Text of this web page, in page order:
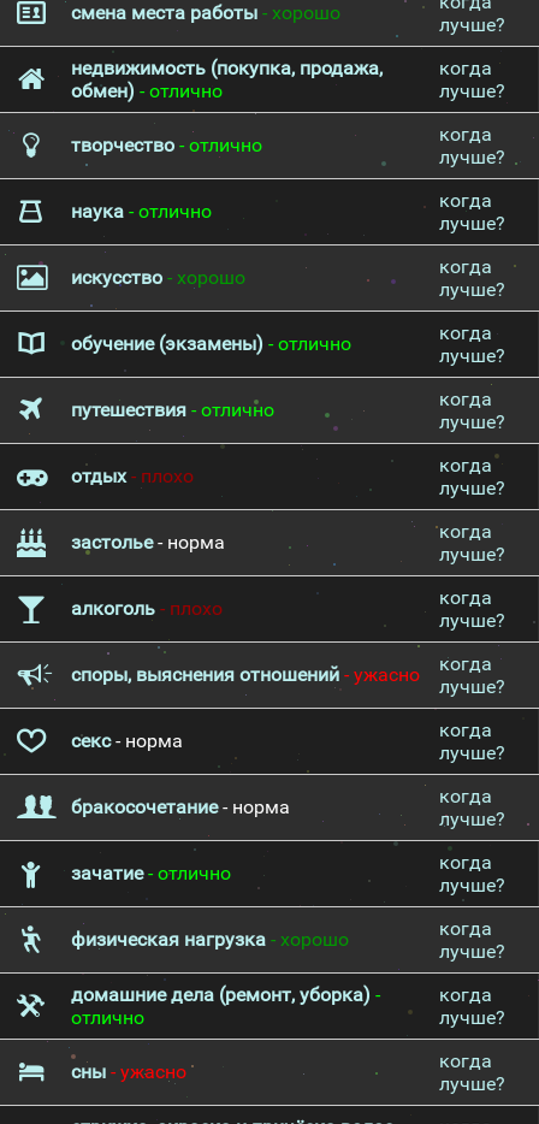
смена места работы - хорошо
лучше?
недвижимость (покупка, продажа,
обмен) - отлично
когда
лучше?
творчество - отлично
когда
лучше?
наука - отлично
когда
лучше?
искусство - хорошо
когда
лучше?
обучение (экзамены) - отлично
когда
лучше?
путешествия - отлично
когда
лучше?
отдых- плохо
когда
лучше?
застолье- норма
когда
лучше?
алкоголь - плохо
когда
лучше?
споры, выяснения отношений - ужасно
когда
лучше?
секс- норма
когда
лучше?
бракосочетание- норма
когда
лучше?
зачатие- отлично
когда
лучше?
физическая нагрузка - хорошо
когда
лучше?
домашние дела (ремонт, уборка) -
отлично
когда
лучше?
сны - ужасно
когда
лучше?